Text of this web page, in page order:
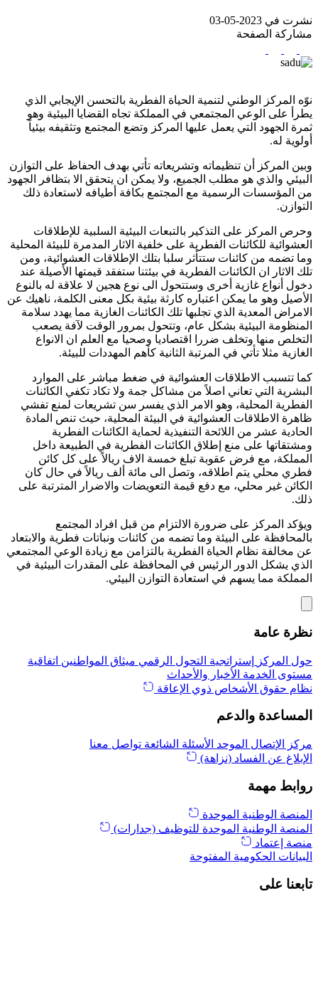
نشرت في 2023-05-03
مشاركة الصفحة
نوّه المركز الوطني لتنمية الحياة الفطرية بالتحسن الإيجابي الذي
يطرأ على الوعي المجتمعي في المملكة تجاه القضايا البيئية وهو
ثمرة الجهود التي يعمل عليها المركز وتضع المجتمع وتثقيفه بيئياً
أولوية له.
وبين المركز أن تنظيماته وتشريعاته تأتي بهدف الحفاظ على التوازن
البيئي والذي هو مطلب الجميع، ولا يمكن ان يتحقق الا بتظافر الجهود
من المؤسسات الرسمية مع المجتمع بكافة أطيافه لاستعادة ذلك
التوازن.
وحرص المركز على التذكير بالتبعات البيئية السلبية للإطلاقات
العشوائية للكائنات الفطرية على خلفية الاثار المدمرة للبيئة المحلية
وما تضمه من كائنات ستتأثر سلبا بتلك الإطلاقات العشوائية، ومن
تلك الاثار ان الكائنات الفطرية في بيئتنا ستفقد قيمتها الأصيلة عند
دخول أنواع غازية أخرى وستتحول الى نوع هجين لا علاقة له بالنوع
الأصيل وهو ما يمكن اعتباره كارثة بيئية بكل معنى الكلمة، ناهيك عن
الامراض المعدية الذي تجلبها تلك الكائنات الغازية مما يهدد سلامة
المنظومة البيئية بشكل عام، وتتحول بمرور الوقت لآفة يصعب
التخلص منها وتخلف ضررا اقتصاديا وصحيا مع العلم ان الانواع
الغازية مثلا تأتي في المرتبة الثانية كأهم المهددات للبيئة.
كما تتسبب الاطلاقات العشوائية في ضغط مباشر على الموارد
البشرية التي تعاني اصلاً من مشاكل جمة ولا تكاد تكفي الكائنات
الفطرية المحلية، وهو الامر الذي يفسر سن تشريعات لمنع تفشي
ظاهرة الاطلاقات العشوائية في البيئة المحلية، حيث تنص المادة
الحادية عشر من اللائحة التنفيذية لحماية الكائنات الفطرية
ومشتقاتها على منع إطلاق الكائنات الفطرية في الطبيعة داخل
المملكة، مع فرض عقوبة تبلغ خمسة الاف ريالاً على كل كائن
فطري محلي يتم اطلاقه، وتصل الى مائة ألف ريالاً في حال كان
الكائن غير محلي، مع دفع قيمة التعويضات والاضرار المترتبة على
ذلك.
ويؤكد المركز على ضرورة الالتزام من قبل افراد المجتمع
بالمحافظة على البيئة وما تضمه من كائنات ونباتات فطرية والابتعاد
عن مخالفة نظام الحياة الفطرية بالتزامن مع زيادة الوعي المجتمعي
الذي يشكل الدور الرئيس في المحافظة على المقدرات البيئية في
المملكة مما يسهم في استعادة التوازن البيئي.
نظرة عامة
حول المركز إستراتجية التحول الرقمي ميثاق المواطنين اتفاقية
مستوى الخدمة الأخبار والأحداث
نظام حقوق الأشخاص ذوي الإعاقة
المساعدة والدعم
مركز الإتصال الموحد الأسئلة الشائعة تواصل معنا
الإبلاغ عن الفساد (نزاهة)
روابط مهمة
المنصة الوطنية الموحدة
المنصة الوطنية الموحدة للتوظيف (جدارات)
منصة إعتماد
البيانات الحكومية المفتوحة
تابعنا على